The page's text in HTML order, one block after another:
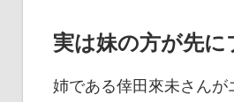
実は妹の方が先
姉である倖田來未さんが